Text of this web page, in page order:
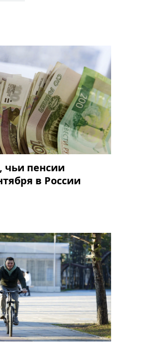
чьи пенсии
в России